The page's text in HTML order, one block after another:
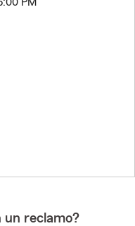
un reclamo?